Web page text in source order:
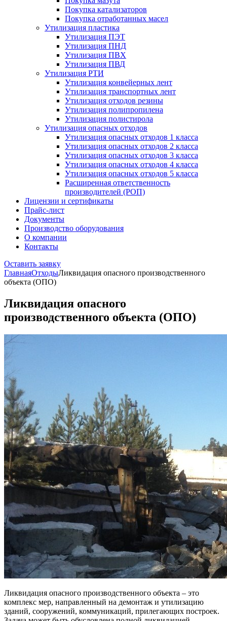
Покупка катализаторов
Покупка отработанных масел
Утилизация пластика
Утилизация ПЭТ
Утилизация ПНД
Утилизация ПВХ
Утилизация ПВД
Утилизация РТИ
Утилизация конвейерных лент
Утилизация транспортных лент
Утилизация отходов резины
Утилизация полипропилена
Утилизация полистирола
Утилизация опасных отходов
Утилизация опасных отходов 1 класса
Утилизация опасных отходов 2 класса
Утилизация опасных отходов 3 класса
Утилизация опасных отходов 4 класса
Утилизация опасных отходов 5 класса
Расширенная ответственность
производителей (РОП)
Лицензии и сертификаты
Прайс-лист
Документы
Производство оборудования
О компании
Контакты
Оставить заявку
ГлавнаяОтходыЛиквидация опасного производственного
объекта (ОПО)
Ликвидация опасного
производственного объекта (ОПО)
Ликвидация опасного производственного объекта – это
комплекс мер, направленный на демонтаж и утилизацию
зданий, сооружений, коммуникаций, прилегающих построек.